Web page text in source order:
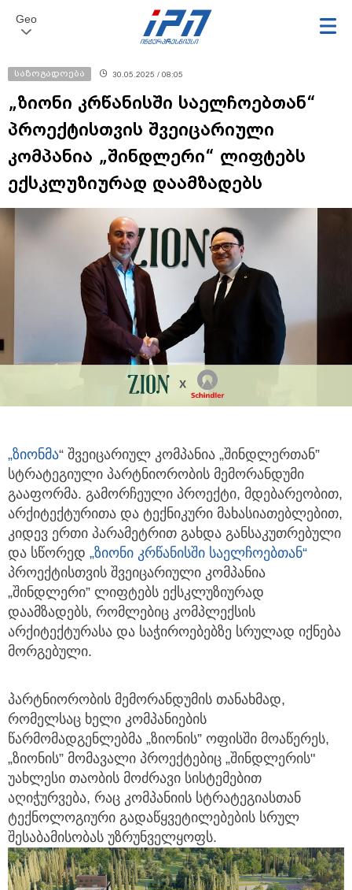
Geo
საზოგადოება 30.05.2025 / 08:05
„ზიონი კრწანისში საელჩოებთან“
პროექტისთვის შვეიცარიული
კომპანია „შინდლერი“ ლიფტებს
ექსკლუზიურად დაამზადებს
„ზიონმა“ შვეიცარიულ კომპანია „შინდლერთან”
სტრატეგიული პარტნიორობის მემორანდუმი
გააფორმა. გამორჩეული პროექტი, მდებარეობით,
არქიტექტურითა და ტექნიკური მახასიათებლებით,
კიდევ ერთი პარამეტრით გახდა განსაკუთრებული
და სწორედ „ზიონი კრწანისში საელჩოებთან“
პროექტისთვის შვეიცარიული კომპანია
„შინდლერი” ლიფტებს ექსკლუზიურად
დაამზადებს, რომლებიც კომპლექსის
არქიტექტურასა და საჭიროებებზე სრულად იქნება
მორგებული.
პარტნიორობის მემორანდუმის თანახმად,
რომელსაც ხელი კომპანიების
წარმომადგენლებმა „ზიონის” ოფისში მოაწერეს,
„ზიონის” მომავალი პროექტებიც „შინდლერის"
უახლესი თაობის მოძრავი სისტემებით
აღიჭურვება, რაც კომპანიის სტრატეგიასთან
ტექნოლოგიური გადაწყვეტილებების სრულ
შესაბამისობას უზრუნველყოფს.